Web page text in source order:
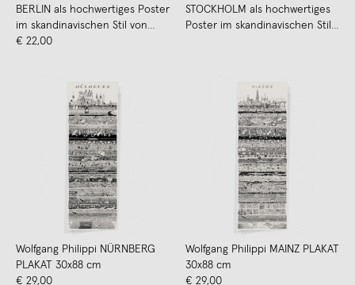
BERLIN als hochwertiges Poster
im skandinavischen Stil von
Skanemarie
€ 22,00
STOCKHOLM als hochwertiges
Poster im skandinavischen Stil
Wolfgang Philippi NÜRNBERG
PLAKAT 30x88 cm
€ 29,00
Wolfgang Philippi MAINZ PLAKAT
30x88 cm
€ 29,00